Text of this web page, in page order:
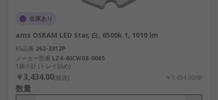
在庫あり
ams OSRAM LED Star, 白, 6500k 1, 1010 lm
RS品番 262-3312P
メーカー型番 LZ4-40CW08-0065
1個小計 (トレイ詰め)
￥3,434.00(税抜) ￥3,434.00/個
数量